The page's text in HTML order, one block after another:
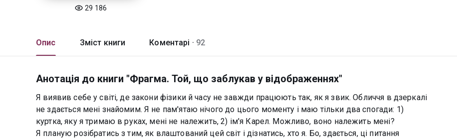
29 186
Опис Зміст книги Коментарі · 92
Анотація до книги "Фрагма. Той, що заблукав у відображеннях"
Я виявив себе у світі, де закони фізики й часу не завжди працюють так, як я звик. Обличчя в дзеркалі
не здається мені знайомим. Я не пам'ятаю нічого до цього моменту і маю тільки два спогади: 1)
куртка, яку я тримаю в руках, мені не належить, 2) ім'я Карел. Можливо, воно належить мені?
Я планую розібратись з тим, як влаштований цей світ і дізнатись, хто я. Бо, здається, ці питання